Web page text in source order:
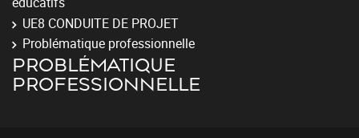
UE8 CONDUITE DE PROJET
Problématique professionnelle
PROBLÉMATIQUE
PROFESSIONNELLE